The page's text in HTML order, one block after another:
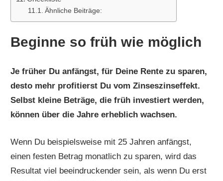
Ähnliche Beiträge:
Beginne so früh wie möglich
Je früher Du anfängst, für Deine Rente zu sparen,
desto mehr profitierst Du vom Zinseszinseffekt.
Selbst kleine Beträge, die früh investiert werden,
können über die Jahre erheblich wachsen.
Wenn Du beispielsweise mit 25 Jahren anfängst,
einen festen Betrag monatlich zu sparen, wird das
Resultat viel beeindruckender sein, als wenn Du erst